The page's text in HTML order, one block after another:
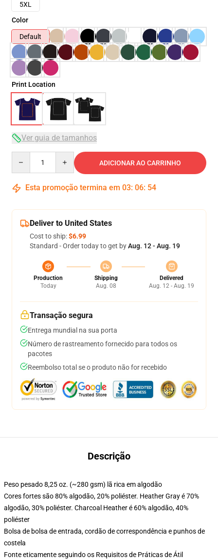
5XL
Color
Default
Print Location
Ver guia de tamanhos
ADICIONAR AO CARRINHO
Esta promoção termina em 03: 06: 54
Deliver to United States
Cost to ship:$6.99
Standard - Order today to get byAug. 12 - Aug. 19
Production
Today
Shipping
Aug. 08
Delivered
Aug. 12 - Aug. 19
Transação segura
Entrega mundial na sua porta
Número de rastreamento fornecido para todos os
pacotes
Reembolso total se o produto não for recebido
Descrição
Peso pesado 8,25 oz. (~280 gsm) lã rica em algodão
Cores fortes são 80% algodão, 20% poliéster. Heather Gray é 70%
algodão, 30% poliéster. Charcoal Heather é 60% algodão, 40%
poliéster
Bolsa de bolsa de entrada, cordão de correspondência e punhos de
costela
Fonte eticamente seguindo os Requisitos de Práticas de Átil